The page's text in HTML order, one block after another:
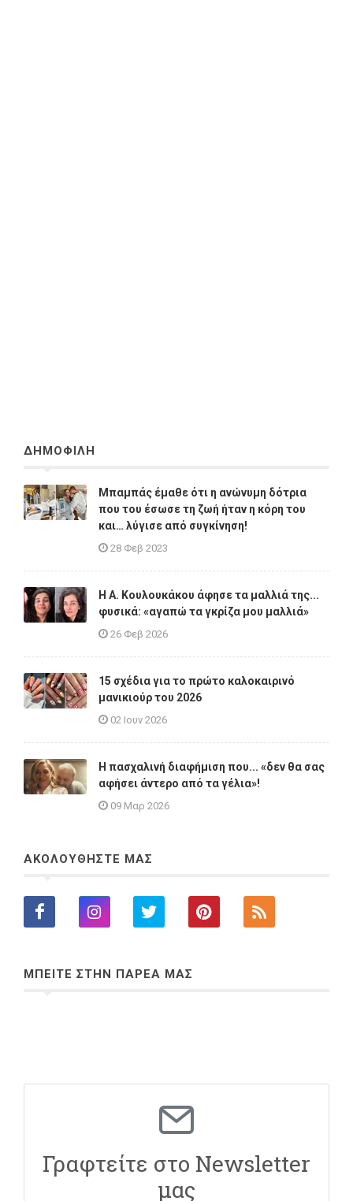
ΔΗΜΟΦΙΛΗ
Μπαμπάς έμαθε ότι η ανώνυμη δότρια
που του έσωσε τη ζωή ήταν η κόρη του
και… λύγισε από συγκίνηση!
28 Φεβ 2023
Η A. Κουλουκάκου άφησε τα μαλλιά της...
φυσικά: «αγαπώ τα γκρίζα μου μαλλιά»
26 Φεβ 2026
15 σχέδια για το πρώτο καλοκαιρινό
μανικιούρ του 2026
02 Ιουν 2026
Η πασχαλινή διαφήμιση που... «δεν θα σας
αφήσει άντερο από τα γέλια»!
09 Μαρ 2026
ΑΚΟΛΟΥΘΗΣΤΕ ΜΑΣ
ΜΠΕΙΤΕ ΣΤΗΝ ΠΑΡΕΑ ΜΑΣ
Γραφτείτε στο Newsletter
μας